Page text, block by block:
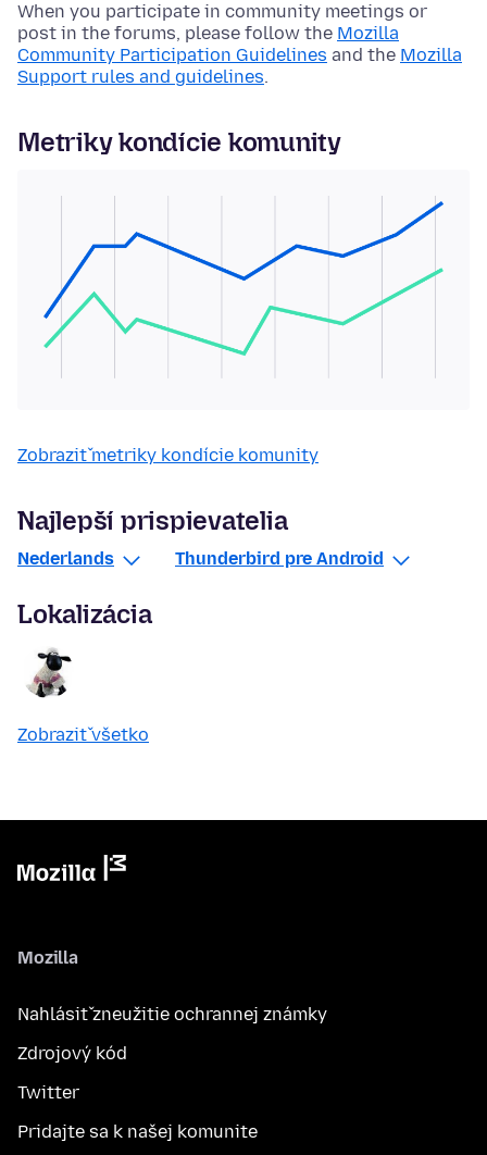
When you participate in community meetings or
post in the forums, please follow the Mozilla
Community Participation Guidelines and the Mozilla
Support rules and guidelines.
Metriky kondície komunity
Zobraziť metriky kondície komunity
Najlepší prispievatelia
Nederlands Thunderbird pre Android
Lokalizácia
Zobraziť všetko
Mozilla
Nahlásiť zneužitie ochrannej známky
Zdrojový kód
Twitter
Pridajte sa k našej komunite